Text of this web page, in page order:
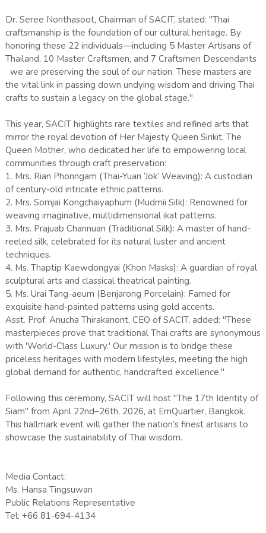
Dr. Seree Nonthasoot, Chairman of SACIT, stated: "Thai
craftsmanship is the foundation of our cultural heritage. By
honoring these 22 individuals—including 5 Master Artisans of
Thailand, 10 Master Craftsmen, and 7 Craftsmen Descendants
we are preserving the soul of our nation. These masters are
the vital link in passing down undying wisdom and driving Thai
crafts to sustain a legacy on the global stage."
This year, SACIT highlights rare textiles and refined arts that
mirror the royal devotion of Her Majesty Queen Sirikit, The
Queen Mother, who dedicated her life to empowering local
communities through craft preservation:
1. Mrs. Rian Phonngam (Thai-Yuan ‘Jok’ Weaving): A custodian
of century-old intricate ethnic patterns.
2. Mrs. Somjai Kongchaiyaphum (Mudmii Silk): Renowned for
weaving imaginative, multidimensional ikat patterns.
3. Mrs. Prajuab Channuan (Traditional Silk): A master of hand-
reeled silk, celebrated for its natural luster and ancient
techniques.
4. Ms. Thaptip Kaewdongyai (Khon Masks): A guardian of royal
sculptural arts and classical theatrical painting.
5. Ms. Urai Tang-aeum (Benjarong Porcelain): Famed for
exquisite hand-painted patterns using gold accents.
Asst. Prof. Anucha Thirakanont, CEO of SACIT, added: "These
masterpieces prove that traditional Thai crafts are synonymous
with 'World-Class Luxury.' Our mission is to bridge these
priceless heritages with modern lifestyles, meeting the high
global demand for authentic, handcrafted excellence."
Following this ceremony, SACIT will host "The 17th Identity of
Siam" from April 22nd–26th, 2026, at EmQuartier, Bangkok.
This hallmark event will gather the nation’s finest artisans to
showcase the sustainability of Thai wisdom.
Media Contact:
Ms. Hansa Tingsuwan
Public Relations Representative
Tel: +66 81-694-4134